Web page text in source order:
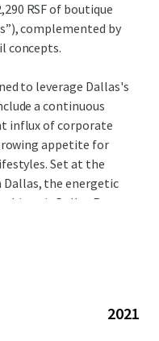
RSF of boutique
complemented by
concepts.
to leverage Dallas's
a continuous
influx of corporate
appetite for
Set at the
Dallas, the energetic
historic Dallas Farmers
case for its
driving sustained
2021